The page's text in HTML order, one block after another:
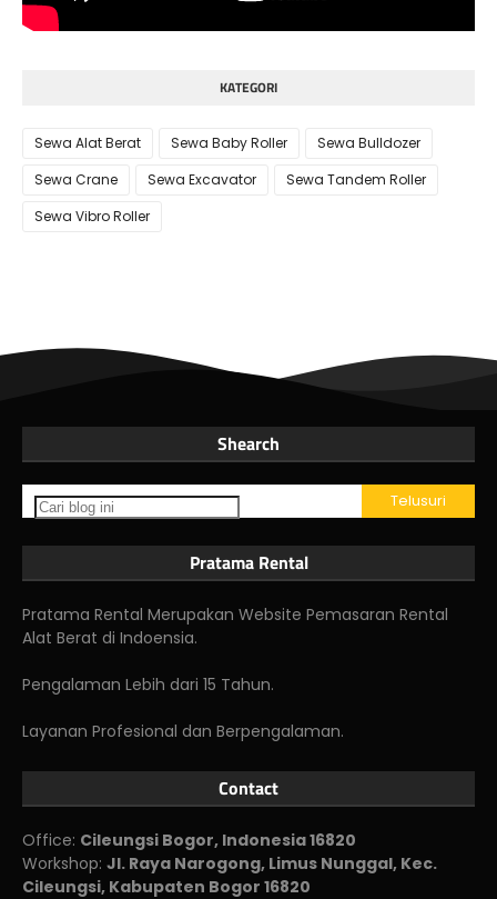
KATEGORI
Sewa Alat Berat Sewa Baby Roller
Sewa Bulldozer
Sewa Crane
Sewa Excavator
Sewa Tandem Roller
Sewa Vibro Roller
Shearch
Pratama Rental
Pratama Rental Merupakan Website Pemasaran Rental
Alat Berat di Indoensia.
Pengalaman Lebih dari 15 Tahun.
Layanan Profesional dan Berpengalaman.
Contact
Office: Cileungsi Bogor, Indonesia 16820
Workshop: Jl. Raya Narogong, Limus Nunggal, Kec.
Cileungsi, Kabupaten Bogor 16820